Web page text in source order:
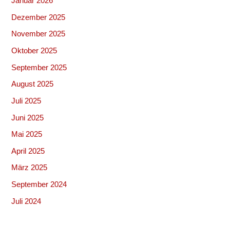
Dezember 2025
November 2025
Oktober 2025
September 2025
August 2025
Juli 2025
Juni 2025
Mai 2025
April 2025
März 2025
September 2024
Juli 2024